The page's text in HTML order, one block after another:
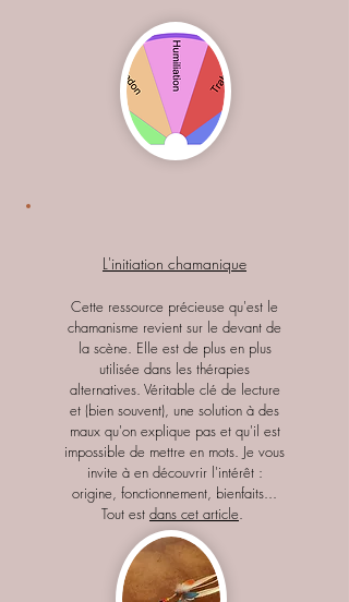
L'initiation chamanique
Cette ressource précieuse qu'est le
chamanisme revient sur le devant de
la scène. Elle est de plus en plus
utilisée dans les thérapies
alternatives. Véritable clé de lecture
et (bien souvent), une solution à des
maux qu'on explique pas et qu'il est
impossible de mettre en mots. Je vous
invite à en découvrir l'intérêt :
origine, fonctionnement, bienfaits...
Tout est dans cet article.